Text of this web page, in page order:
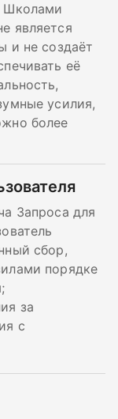
Школами
является
и не создаёт
её
усилия,
более
Запроса для
сбор,
порядке
за
с